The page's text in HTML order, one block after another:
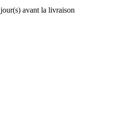
jour(s) avant la livraison